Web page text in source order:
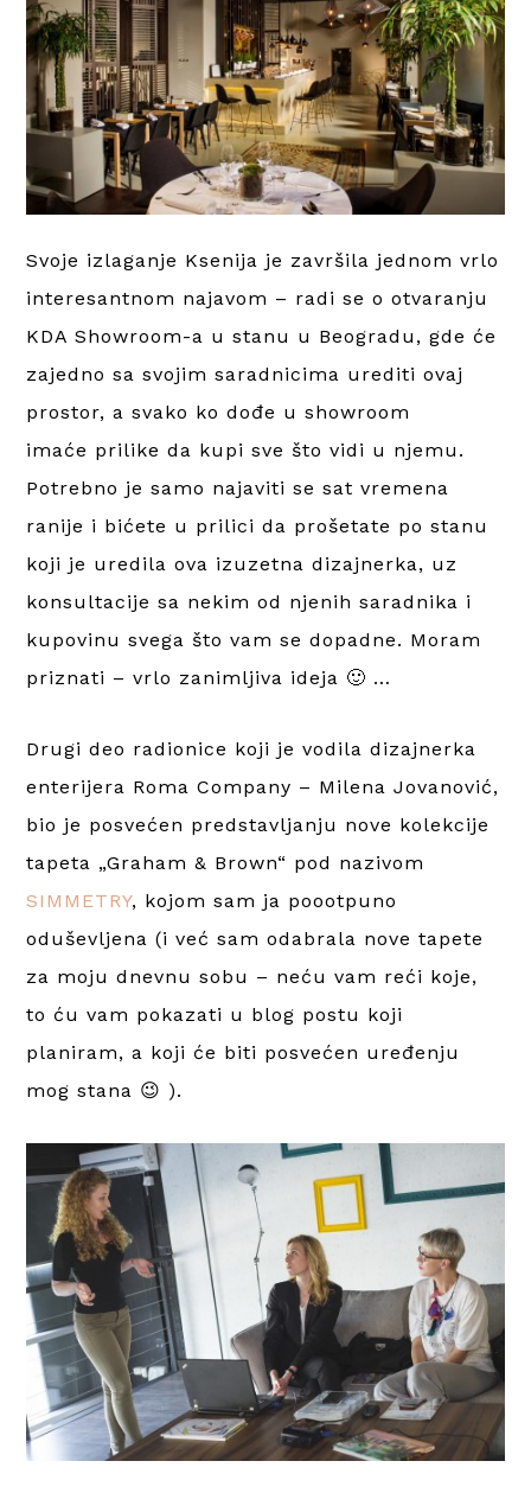
Svoje izlaganje Ksenija je završila jednom vrlo
interesantnom najavom – radi se o otvaranju
KDA Showroom-a u stanu u Beogradu, gde će
zajedno sa svojim saradnicima urediti ovaj
prostor, a svako ko dođe u showroom
imaće prilike da kupi sve što vidi u njemu.
Potrebno je samo najaviti se sat vremena
ranije i bićete u prilici da prošetate po stanu
koji je uredila ova izuzetna dizajnerka, uz
konsultacije sa nekim od njenih saradnika i
kupovinu svega što vam se dopadne. Moram
priznati – vrlo zanimljiva ideja 🙂 …
Drugi deo radionice koji je vodila dizajnerka
enterijera Roma Company – Milena Jovanović,
bio je posvećen predstavljanju nove kolekcije
tapeta „Graham & Brown“ pod nazivom
SIMMETRY, kojom sam ja poootpuno
oduševljena (i već sam odabrala nove tapete
za moju dnevnu sobu – neću vam reći koje,
to ću vam pokazati u blog postu koji
planiram, a koji će biti posvećen uređenju
mog stana 😉 ).